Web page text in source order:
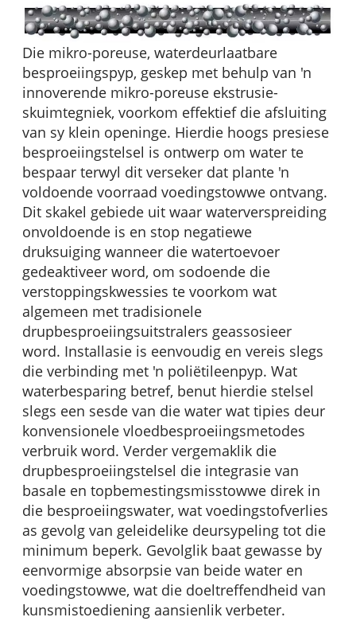
Die mikro-poreuse, waterdeurlaatbare
besproeiingspyp, geskep met behulp van 'n
innoverende mikro-poreuse ekstrusie-
skuimtegniek, voorkom effektief die afsluiting
van sy klein openinge. Hierdie hoogs presiese
besproeiingstelsel is ontwerp om water te
bespaar terwyl dit verseker dat plante 'n
voldoende voorraad voedingstowwe ontvang.
Dit skakel gebiede uit waar waterverspreiding
onvoldoende is en stop negatiewe
druksuiging wanneer die watertoevoer
gedeaktiveer word, om sodoende die
verstoppingskwessies te voorkom wat
algemeen met tradisionele
drupbesproeiingsuitstralers geassosieer
word. Installasie is eenvoudig en vereis slegs
die verbinding met 'n poliëtileenpyp. Wat
waterbesparing betref, benut hierdie stelsel
slegs een sesde van die water wat tipies deur
konvensionele vloedbesproeiingsmetodes
verbruik word. Verder vergemaklik die
drupbesproeiingstelsel die integrasie van
basale en topbemestingsmisstowwe direk in
die besproeiingswater, wat voedingstofverlies
as gevolg van geleidelike deursypeling tot die
minimum beperk. Gevolglik baat gewasse by
eenvormige absorpsie van beide water en
voedingstowwe, wat die doeltreffendheid van
kunsmistoediening aansienlik verbeter.